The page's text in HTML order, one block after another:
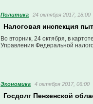
Политика 24 октября 2017, 18:00
Налоговая инспекция
Во вторник, 24 октября, в
Управления Федеральной
Экономика 4 октября 2017, 06:00
Госдолг Пензенской